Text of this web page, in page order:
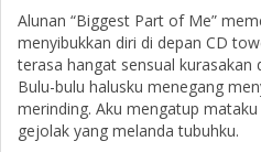
Alunan “Biggest Part of Me”
menyibukkan diri di depan CD
terasa hangat sensual kurasakan
Bulu-bulu halusku menegang
merinding. Aku mengatup
gejolak yang melanda tubuhku.